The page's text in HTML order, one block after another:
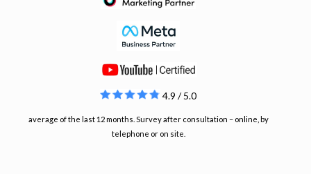
4.9 / 5.0
average of the last 12 months. Survey after consultation – online, by
telephone or on site.